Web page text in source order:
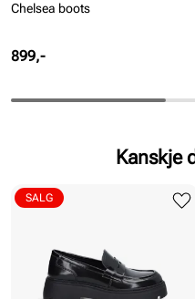
Chelsea boots
Pris
899,-
Kanskje
SALG